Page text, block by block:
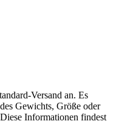
Versand an. Es
Gewichts, Größe oder
Informationen findest